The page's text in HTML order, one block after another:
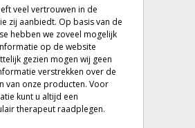
veel vertrouwen in de
zij aanbiedt. Op basis van de
hebben we zoveel mogelijk
op de website
gezien mogen wij geen
verstrekken over de
van onze producten. Voor
kunt u altijd een
therapeut raadplegen.